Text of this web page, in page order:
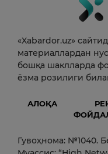
«Xabardor.uz»
материаллардан
бошқа шаклларда
ёзма розилиги
АЛОҚА
Гувоҳнома: №1040.